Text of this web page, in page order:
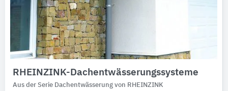
RHEINZINK-Dachentwässerungssysteme
Aus der Serie Dachentwässerung von RHEINZINK